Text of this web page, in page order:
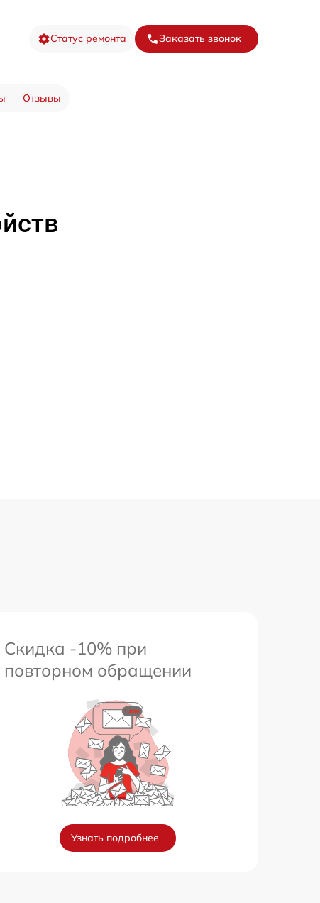
Статус ремонта Заказать звонок
Отзывы
Скидка -10% при
повторном обращении
Узнать подробнее